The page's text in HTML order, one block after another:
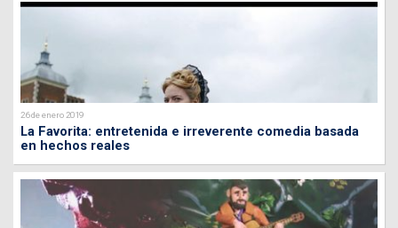
26 de enero 2019
La Favorita: entretenida e irreverente comedia basada
en hechos reales